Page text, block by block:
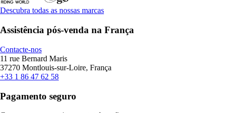
Descubra todas as nossas marcas
Assistência pós-venda na França
Contacte-nos
11 rue Bernard Maris
37270 Montlouis-sur-Loire, França
+33 1 86 47 62 58
Pagamento seguro